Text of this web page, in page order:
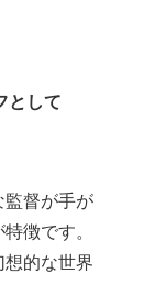
として
監督が手が
徴です。
的な世界